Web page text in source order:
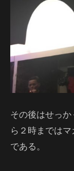
その後はせっ
ら２時までは
である。